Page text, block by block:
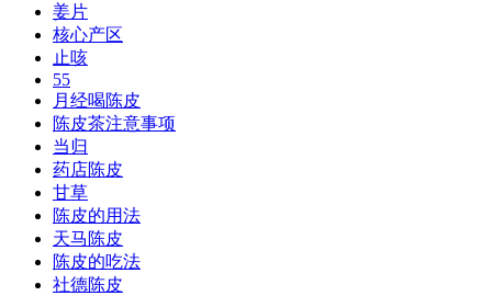
姜片
核心产区
止咳
55
月经喝陈皮
陈皮茶注意事项
当归
药店陈皮
甘草
陈皮的用法
天马陈皮
陈皮的吃法
社德陈皮